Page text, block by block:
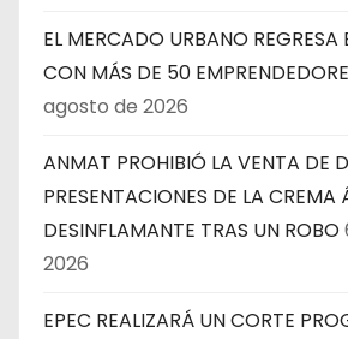
EL MERCADO URBANO
CON MÁS DE 50
agosto de 2026
ANMAT PROHIBIÓ LA VENTA DE
PRESENTACIONES DE LA
DESINFLAMANTE TRAS UN ROBO
2026
EPEC REALIZARÁ UN CORTE